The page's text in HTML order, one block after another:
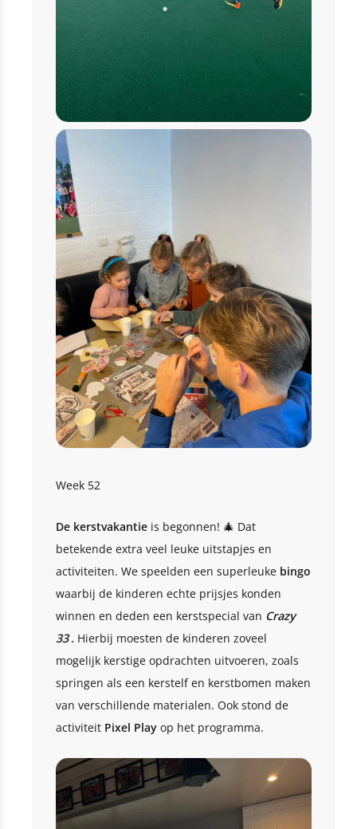
Week 52
De kerstvakantie is begonnen! 🎄 Dat
betekende extra veel leuke uitstapjes en
activiteiten. We speelden een superleuke bingo
waarbij de kinderen echte prijsjes konden
winnen en deden een kerstspecial van Crazy
33 . Hierbij moesten de kinderen zoveel
mogelijk kerstige opdrachten uitvoeren, zoals
springen als een kerstelf en kerstbomen maken
van verschillende materialen. Ook stond de
activiteit Pixel Play op het programma.